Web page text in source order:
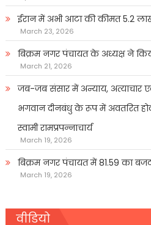
ईरान में अभी आटा की कीमत 5.2
March 23, 2026
बिक्रम नगर पंचायत के अध्यक्ष ने
March 21, 2026
जब-जब संसार में अन्याय, अत्याचार
भगवान दीनबंधु के रूप में अवतरित
स्वामी रामप्रपन्नाचार्य
March 19, 2026
बिक्रम नगर पंचायत में 81.59 का
March 19, 2026
वीडियो